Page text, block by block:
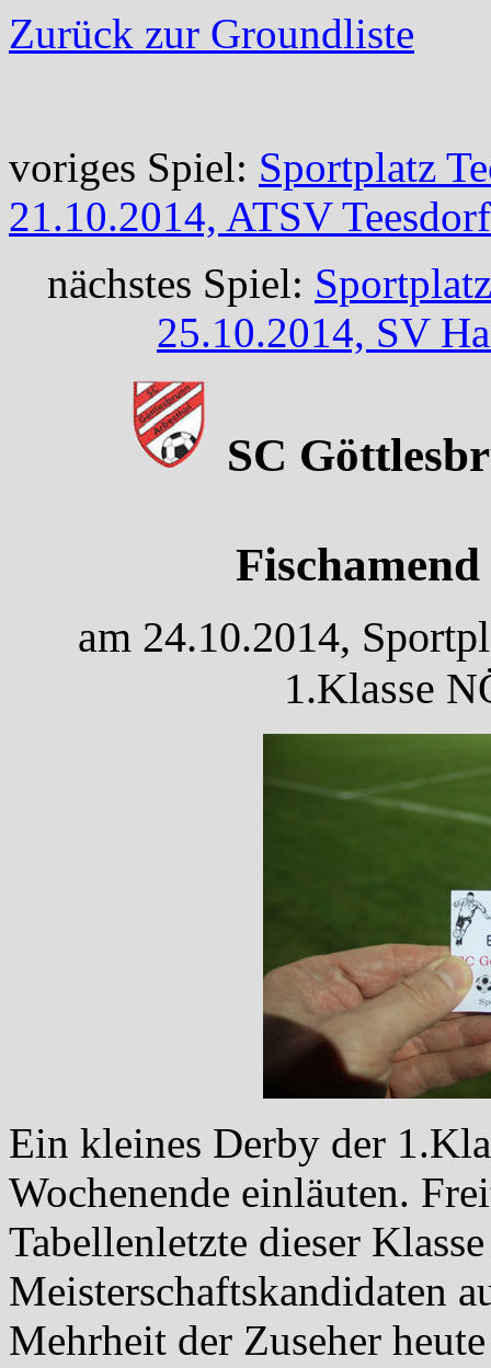
Zurück zur Groundliste
voriges Spiel: Sportplatz
21.10.2014, ATSV
nächstes Spiel:
25.10.2014, SV
SC
am 24.10.2014,
1.Klasse
Ein kleines Derby der
Wochenende einläuten.
Tabellenletzte dieser
Meisterschaftskandidaten
Mehrheit der Zuseher